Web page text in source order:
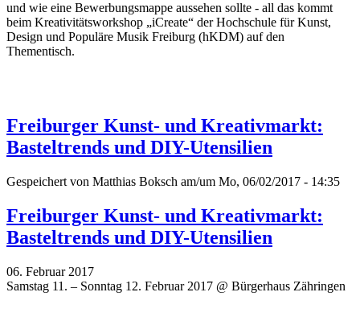
und wie eine Bewerbungsmappe aussehen sollte - all das kommt
beim Kreativitätsworkshop „iCreate“ der Hochschule für Kunst,
Design und Populäre Musik Freiburg (hKDM) auf den
Thementisch.
Freiburger Kunst- und Kreativmarkt:
Basteltrends und DIY-Utensilien
Gespeichert von Matthias Boksch am/um Mo, 06/02/2017 - 14:35
Freiburger Kunst- und Kreativmarkt:
Basteltrends und DIY-Utensilien
06. Februar 2017
Samstag 11. – Sonntag 12. Februar 2017 @ Bürgerhaus Zähringen